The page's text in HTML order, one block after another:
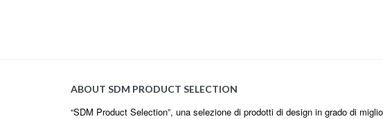
ABOUT SDM PRODUCT SELECTION
“SDM Product Selection”, una selezione di prodotti di design in grado di